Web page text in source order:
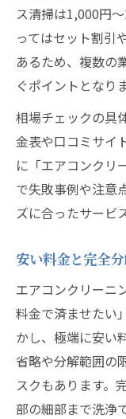
ス清掃は1,000円
ってはセット割引
あるため、複数の
ぐポイントとなり
相場チェックの具
金表や口コミサイ
に「エアコンクリ
で失敗事例や注意
ズに合ったサービ
安い料金と完全
エアコンクリーニ
料金で済ませたい
かし、極端に安い
省略や分解範囲の
スクもあります。
部の細部まで洗浄